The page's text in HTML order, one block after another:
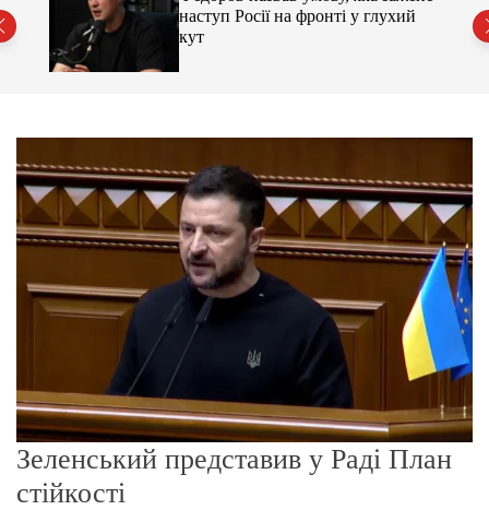
о
ж
и
м
у
наступ Росії на фронті у глухий
кут
Зеленський представив у Раді План
стійкості